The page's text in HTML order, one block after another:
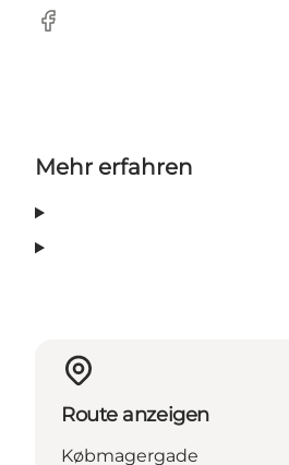
Facebook
Mehr erfahren
Route anzeigen
Købmagergade